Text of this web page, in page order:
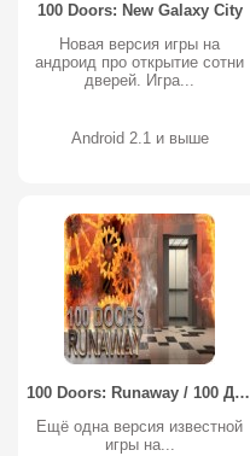
100 Doors: New Galaxy City
Новая версия игры на
андроид про открытие сотни
дверей. Игра...
Android 2.1 и выше
100 Doors: Runaway / 100 Дверей: ПОБЕГ
Ещё одна версия известной
игры на...